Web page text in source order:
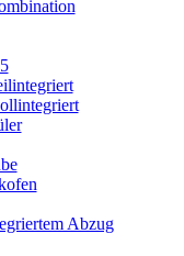
Abzug